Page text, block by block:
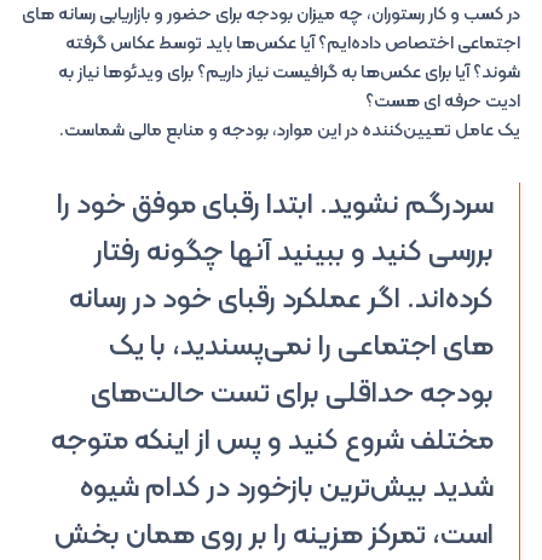
در کسب و کار رستوران، چه میزان بودجه برای حضور و بازاریابی رسانه های
اجتماعی اختصاص داده‌ایم؟ آیا عکس‌ها باید توسط عکاس گرفته
شوند؟ آیا برای عکس‌ها به گرافیست نیاز داریم؟ برای ویدئوها نیاز به
ادیت حرفه ای هست؟
یک عامل تعیین‌کننده در این موارد، بودجه و منابع مالی شماست.
سردرگم نشوید. ابتدا رقبای موفق خود را
بررسی کنید و ببینید آنها چگونه رفتار
کرده‌اند. اگر عملکرد رقبای خود در رسانه
های اجتماعی را نمی‌پسندید، با یک
بودجه حداقلی برای تست حالت‌های
مختلف شروع کنید و پس از اینکه متوجه
شدید بیش‌ترین بازخورد در کدام شیوه
است، تمرکز هزینه را بر روی همان بخش